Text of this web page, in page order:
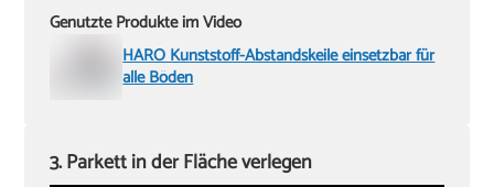
Genutzte Produkte im Video
HARO Kunststoff-Abstandskeile einsetzbar für
alle Böden
3. Parkett in der Fläche verlegen